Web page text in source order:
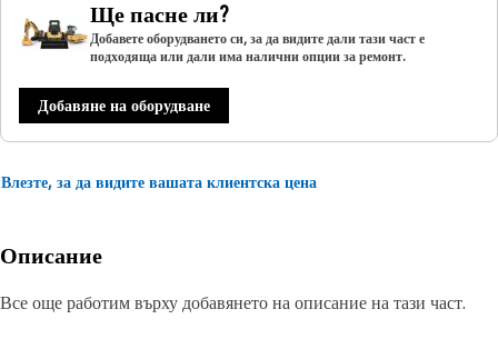
Ще пасне ли?
Добавете оборудването си, за да видите дали тази част е
подходяща или дали има налични опции за ремонт.
Добавяне на оборудване
Влезте, за да видите вашата клиентска цена
Описание
Все още работим върху добавянето на описание на тази част.